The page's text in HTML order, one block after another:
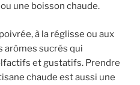
une boisson chaude.
à la réglisse ou aux
sucrés qui
et gustatifs. Prendre
chaude est aussi une